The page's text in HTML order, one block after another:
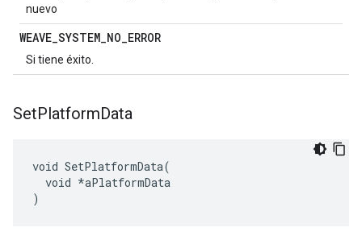
nuevo
WEAVE_SYSTEM_NO_ERROR
Si tiene éxito.
SetPlatformData
void SetPlatformData(
  void *aPlatformData
)